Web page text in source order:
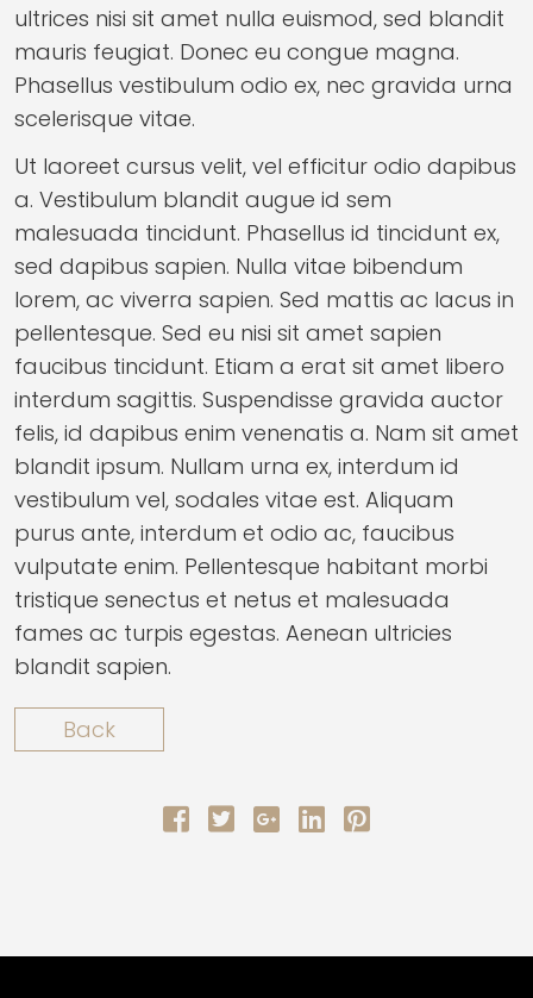
ultrices nisi sit amet nulla euismod, sed blandit
mauris feugiat. Donec eu congue magna.
Phasellus vestibulum odio ex, nec gravida urna
scelerisque vitae.
Ut laoreet cursus velit, vel efficitur odio dapibus
a. Vestibulum blandit augue id sem
malesuada tincidunt. Phasellus id tincidunt ex,
sed dapibus sapien. Nulla vitae bibendum
lorem, ac viverra sapien. Sed mattis ac lacus in
pellentesque. Sed eu nisi sit amet sapien
faucibus tincidunt. Etiam a erat sit amet libero
interdum sagittis. Suspendisse gravida auctor
felis, id dapibus enim venenatis a. Nam sit amet
blandit ipsum. Nullam urna ex, interdum id
vestibulum vel, sodales vitae est. Aliquam
purus ante, interdum et odio ac, faucibus
vulputate enim. Pellentesque habitant morbi
tristique senectus et netus et malesuada
fames ac turpis egestas. Aenean ultricies
blandit sapien.
Back